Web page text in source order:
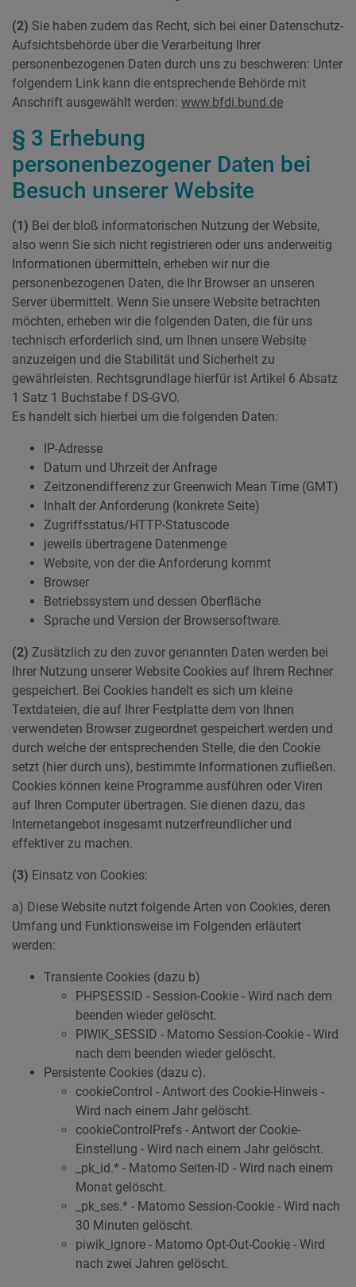
(2) Sie haben zudem das Recht, sich bei einer Datenschutz-
Aufsichtsbehörde über die Verarbeitung Ihrer
personenbezogenen Daten durch uns zu beschweren: Unter
folgendem Link kann die entsprechende Behörde mit
Anschrift ausgewählt werden: www.bfdi.bund.de
§ 3 Erhebung
personenbezogener Daten bei
Besuch unserer Website
(1) Bei der bloß informatorischen Nutzung der Website,
also wenn Sie sich nicht registrieren oder uns anderweitig
Informationen übermitteln, erheben wir nur die
personenbezogenen Daten, die Ihr Browser an unseren
Server übermittelt. Wenn Sie unsere Website betrachten
möchten, erheben wir die folgenden Daten, die für uns
technisch erforderlich sind, um Ihnen unsere Website
anzuzeigen und die Stabilität und Sicherheit zu
gewährleisten. Rechtsgrundlage hierfür ist Artikel 6 Absatz
1 Satz 1 Buchstabe f DS-GVO.
Es handelt sich hierbei um die folgenden Daten:
IP-Adresse
Datum und Uhrzeit der Anfrage
Zeitzonendifferenz zur Greenwich Mean Time (GMT)
Inhalt der Anforderung (konkrete Seite)
Zugriffsstatus/HTTP-Statuscode
jeweils übertragene Datenmenge
Website, von der die Anforderung kommt
Browser
Betriebssystem und dessen Oberfläche
Sprache und Version der Browsersoftware.
(2) Zusätzlich zu den zuvor genannten Daten werden bei
Ihrer Nutzung unserer Website Cookies auf Ihrem Rechner
gespeichert. Bei Cookies handelt es sich um kleine
Textdateien, die auf Ihrer Festplatte dem von Ihnen
verwendeten Browser zugeordnet gespeichert werden und
durch welche der entsprechenden Stelle, die den Cookie
setzt (hier durch uns), bestimmte Informationen zufließen.
Cookies können keine Programme ausführen oder Viren
auf Ihren Computer übertragen. Sie dienen dazu, das
Internetangebot insgesamt nutzerfreundlicher und
effektiver zu machen.
(3) Einsatz von Cookies:
a) Diese Website nutzt folgende Arten von Cookies, deren
Umfang und Funktionsweise im Folgenden erläutert
werden:
Transiente Cookies (dazu b)
PHPSESSID - Session-Cookie - Wird nach dem
beenden wieder gelöscht.
PIWIK_SESSID - Matomo Session-Cookie - Wird
nach dem beenden wieder gelöscht.
Persistente Cookies (dazu c).
cookieControl - Antwort des Cookie-Hinweis -
Wird nach einem Jahr gelöscht.
cookieControlPrefs - Antwort der Cookie-
Einstellung - Wird nach einem Jahr gelöscht.
_pk_id.* - Matomo Seiten-ID - Wird nach einem
Monat gelöscht.
_pk_ses.* - Matomo Session-Cookie - Wird nach
30 Minuten gelöscht.
piwik_ignore - Matomo Opt-Out-Cookie - Wird
nach zwei Jahren gelöscht.